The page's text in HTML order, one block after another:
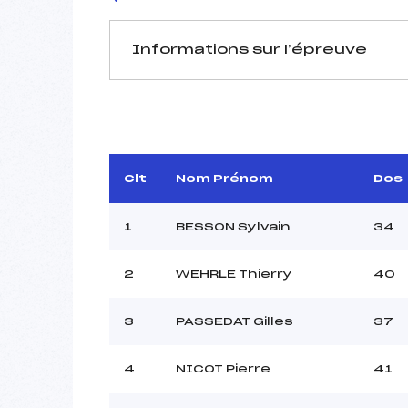
Informations sur l’épreuve
Arbitre :
Assistant :
MANCHE 1
Heure de départ :
Ouvreurs A :
Clt Nom Prénom Dos
1 BESSON Sylvain 34
2 WEHRLE Thierry 40
3 PASSEDAT Gilles 37
4 NICOT Pierre 41